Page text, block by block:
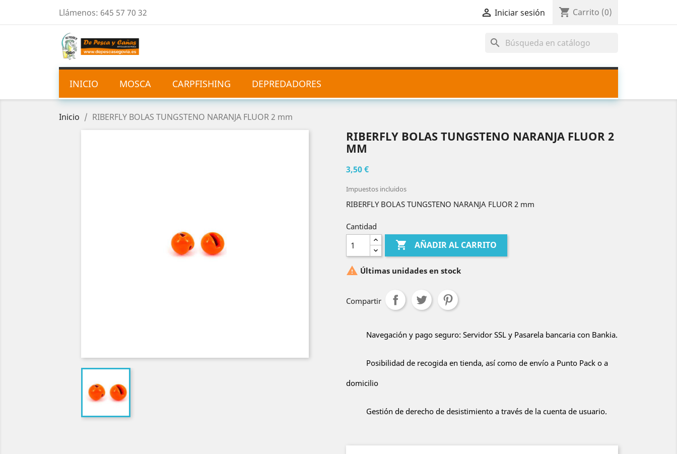
Llámenos: 645 57 70 32  Iniciar sesión shopping_cart Carrito (0)
search
INICIO MOSCA CARPFISHING DEPREDADORES
Inicio RIBERFLY BOLAS TUNGSTENO NARANJA FLUOR 2 mm
RIBERFLY BOLAS TUNGSTENO NARANJA FLUOR 2
MM
3,50 €
Impuestos incluidos
RIBERFLY BOLAS TUNGSTENO NARANJA FLUOR 2 mm
Cantidad
 AÑADIR AL CARRITO
 Últimas unidades en stock
Compartir
Navegación y pago seguro: Servidor SSL y Pasarela bancaria con Bankia.
Posibilidad de recogida en tienda, así como de envío a Punto Pack o a
domicilio
Gestión de derecho de desistimiento a través de la cuenta de usuario.